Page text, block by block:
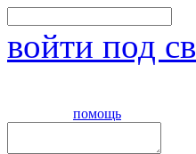
войти под
помощь